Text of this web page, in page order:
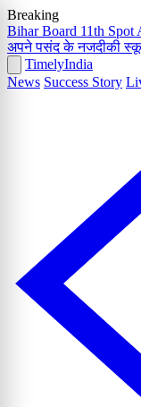
Breaking
Bihar Board 11th Spot
अपने पसंद के नजदीकी
TimelyIndia
News Success Story